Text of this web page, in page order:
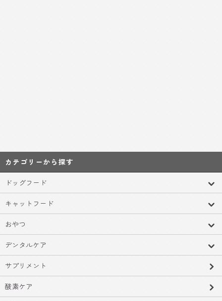
カテゴリーから探す
ドッグフード
キャットフード
おやつ
デンタルケア
サプリメント
酸素ケア